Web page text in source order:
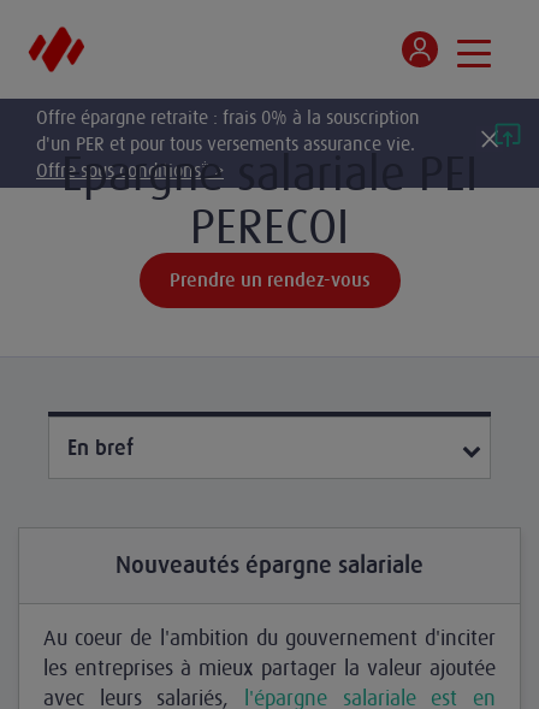
Offre épargne retraite : frais 0% à la souscription
d'un PER et pour tous versements assurance vie.
Offre sous conditions* >
Epargne salariale PEI
PERECOI
Prendre un rendez-vous
En bref
Nouveautés épargne salariale
Au coeur de l'ambition du gouvernement d'inciter
les entreprises à mieux partager la valeur ajoutée
avec leurs salariés,
l'épargne salariale est en